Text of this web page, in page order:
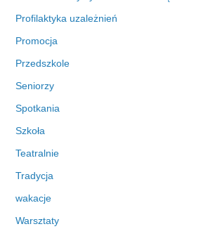
Profilaktyka uzależnień
Promocja
Przedszkole
Seniorzy
Spotkania
Szkoła
Teatralnie
Tradycja
wakacje
Warsztaty